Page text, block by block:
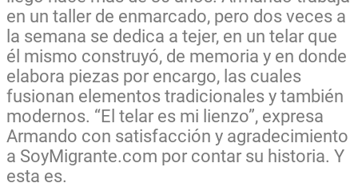
en un taller de enmarcado, pero dos veces a
la semana se dedica a tejer, en un telar que
él mismo construyó, de memoria y en donde
elabora piezas por encargo, las cuales
fusionan elementos tradicionales y también
modernos. “El telar es mi lienzo”, expresa
Armando con satisfacción y agradecimiento
a SoyMigrante.com por contar su historia. Y
esta es.